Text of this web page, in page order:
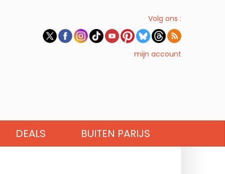
Volg ons :
mijn account
DEALS BUITEN PARIJS